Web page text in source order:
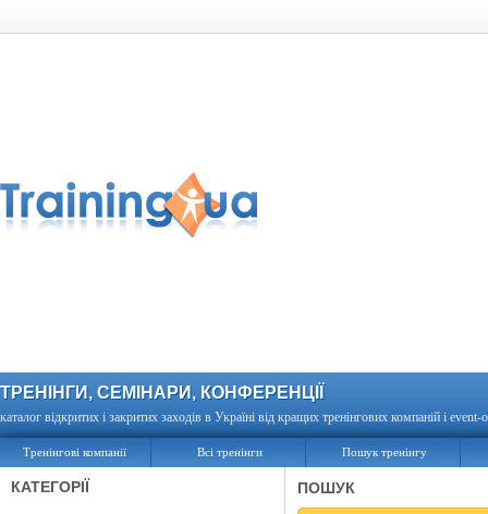
ТРЕНІНГИ, СЕМІНАРИ, КОНФЕРЕНЦІЇ
каталог відкритих і закритих заходів в Україні від кращих тренінгових компаній і event-
Тренінгові компанії Всі тренінги Пошук тренінгу
КАТЕГОРІЇ ПОШУК